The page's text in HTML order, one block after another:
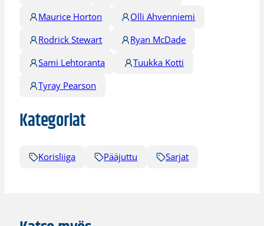
Maurice Horton
Olli Ahvenniemi
Rodrick Stewart
Ryan McDade
Sami Lehtoranta
Tuukka Kotti
Tyray Pearson
Kategoriat
Korisliiga Pääjuttu Sarjat